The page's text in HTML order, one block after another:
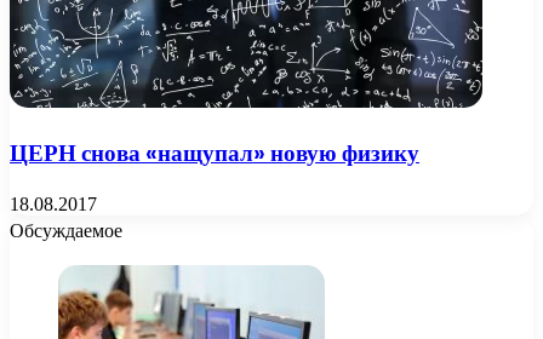
ЦЕРН снова «нащупал» новую физику
18.08.2017
Обсуждаемое